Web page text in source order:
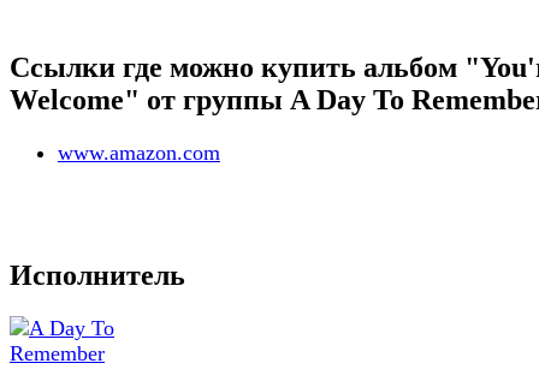
Ссылки где можно купить альбом
Welcome" от группы A Day To
www.amazon.com
Исполнитель